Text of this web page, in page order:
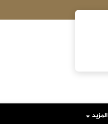
عاجل- فانس: خطتنا تشمل التزام
المزيد